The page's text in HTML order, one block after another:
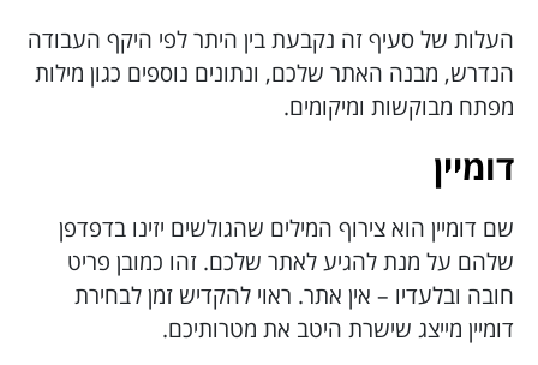
העלות של סעיף זה נקבעת בין היתר לפי היקף העבודה
הנדרש, מבנה האתר שלכם, ונתונים נוספים כגון מילות
מפתח מבוקשות ומיקומים.
דומיין
שם דומיין הוא צירוף המילים שהגולשים יזינו בדפדפן
שלהם על מנת להגיע לאתר שלכם. זהו כמובן פריט
חובה ובלעדיו – אין אתר. ראוי להקדיש זמן לבחירת
דומיין מייצג שישרת היטב את מטרותיכם.